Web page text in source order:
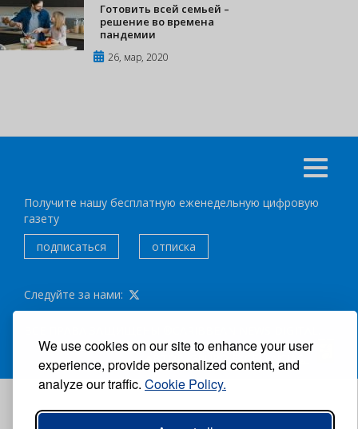
We use cookies on our site to enhance your user
experience, provide personalized content, and
analyze our traffic. Cookie Policy.
Готовить всей семьей –
решение во времена
пандемии
26, мар, 2020
Получите нашу бесплатную еженедельную цифровую
газету
подписаться
отписка
Следуйте за нами:
АВТОР:
GRUPO EXCELENCIAS.